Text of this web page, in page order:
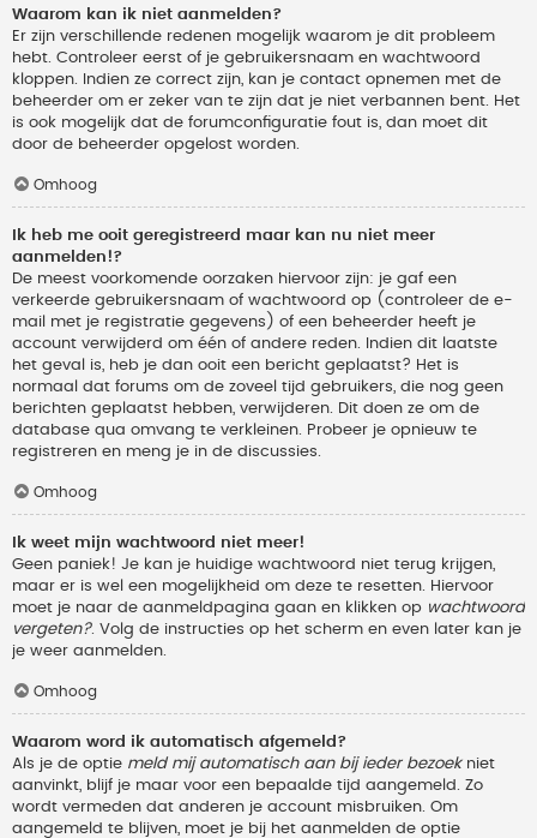
Waarom kan ik niet aanmelden?
Er zijn verschillende redenen mogelijk waarom je dit probleem
hebt. Controleer eerst of je gebruikersnaam en wachtwoord
kloppen. Indien ze correct zijn, kan je contact opnemen met de
beheerder om er zeker van te zijn dat je niet verbannen bent. Het
is ook mogelijk dat de forumconfiguratie fout is, dan moet dit
door de beheerder opgelost worden.
Omhoog
Ik heb me ooit geregistreerd maar kan nu niet meer
aanmelden!?
De meest voorkomende oorzaken hiervoor zijn: je gaf een
verkeerde gebruikersnaam of wachtwoord op (controleer de e-
mail met je registratie gegevens) of een beheerder heeft je
account verwijderd om één of andere reden. Indien dit laatste
het geval is, heb je dan ooit een bericht geplaatst? Het is
normaal dat forums om de zoveel tijd gebruikers, die nog geen
berichten geplaatst hebben, verwijderen. Dit doen ze om de
database qua omvang te verkleinen. Probeer je opnieuw te
registreren en meng je in de discussies.
Omhoog
Ik weet mijn wachtwoord niet meer!
Geen paniek! Je kan je huidige wachtwoord niet terug krijgen,
maar er is wel een mogelijkheid om deze te resetten. Hiervoor
moet je naar de aanmeldpagina gaan en klikken op wachtwoord
vergeten?. Volg de instructies op het scherm en even later kan je
je weer aanmelden.
Omhoog
Waarom word ik automatisch afgemeld?
Als je de optie meld mij automatisch aan bij ieder bezoekniet
aanvinkt, blijf je maar voor een bepaalde tijd aangemeld. Zo
wordt vermeden dat anderen je account misbruiken. Om
aangemeld te blijven, moet je bij het aanmelden de optie